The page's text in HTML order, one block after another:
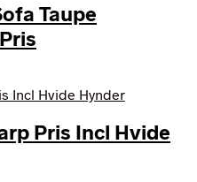
Taupe
Pris Incl Hvide